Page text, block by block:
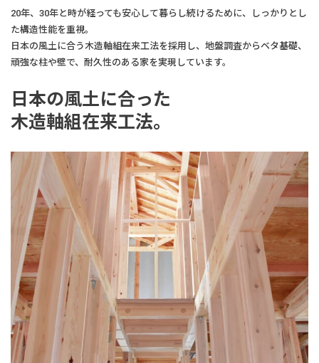
20年、30年と時が経っても安心して暮らし続けるために、しっかりとし
た構造性能を重視。
日本の風土に合う木造軸組在来工法を採用し、地盤調査からベタ基礎、
頑強な柱や壁で、耐久性のある家を実現しています。
日本の風土に合った
木造軸組在来工法。